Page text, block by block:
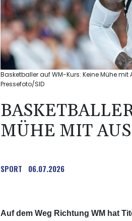
Basketballer auf WM-Kurs: Keine Mühe
Pressefoto/SID
MÜHE MIT
SPORT 06.07.2026
Auf dem Weg Richtung WM hat